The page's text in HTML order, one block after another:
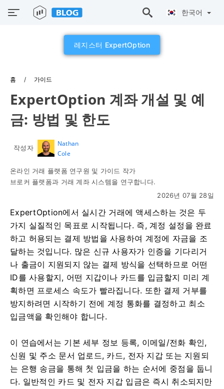
한국어
레지스터 ExpertOption
홈 가이드
ExpertOption 계좌 개설 및 예
금: 방법 및 한도
작성자
Nathan
Cole
온라인 거래 플랫폼 연구원 및 가이드 작가
브로커 플랫폼과 거래 계좌 시스템을 연구합니다.
2026년 07월 28일
ExpertOption에서 실시간 거래에 액세스하는 것은 두
가지 실질적인 목표로 시작됩니다. 즉, 계정 설정을 완료
하고 허용되는 결제 방법을 사용하여 계정에 자금을 조
달하는 것입니다. 많은 신규 사용자가 인증을 기다리거
나 출금이 지원되지 않는 결제 방식을 선택하므로 어떤
ID를 사용할지, 어떤 지갑이나 카드를 입금할지 미리 계
획하면 프로세스 속도가 빨라집니다. 또한 결제 거부를
방지하려면 시작하기 전에 계정 통화를 결정하고 최소
입금액을 확인해야 합니다.
이 연습에서는 기본 세부 정보 등록, 이메일/전화 확인,
신원 및 주소 문서 업로드, 카드, 전자 지갑 또는 지원되
는 은행 송금을 통해 첫 입금을 하는 순서에 중점을 둡니
다. 일반적인 카드 및 전자 지갑 입금은 즉시 취소되지만